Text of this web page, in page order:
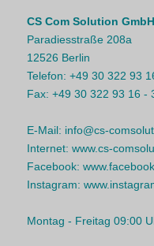
CS Com Solution GmbH
Paradiesstraße 208a
12526 Berlin
Telefon: +49 30 322 93
Fax: +49 30 322 93 16 -
E-Mail: info@cs-
Internet: www.cs-
Facebook:
Instagram:
Montag - Freitag 09:00